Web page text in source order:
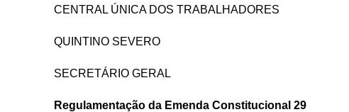
CENTRAL ÚNICA DOS TRABALHADORES
QUINTINO SEVERO
SECRETÁRIO GERAL
Regulamentação da Emenda Constitucional 29